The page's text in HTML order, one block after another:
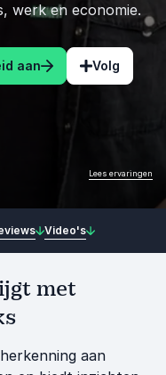
werk en economie.
aan Volg
Lees ervaringen
Video's
met
aan